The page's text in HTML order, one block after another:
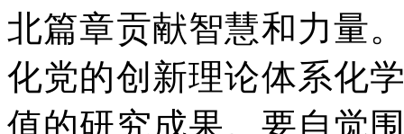
北篇章贡献智慧和力量
化党的创新理论体系化
值的研究成果。要自觉